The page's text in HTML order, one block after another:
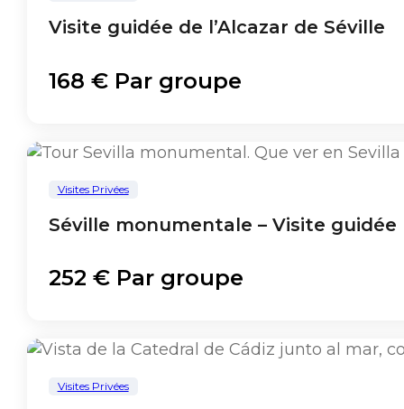
Visite guidée de l’Alcazar de Séville
168 € Par groupe
Visites Privées
Séville monumentale – Visite guidée
252 € Par groupe
Visites Privées